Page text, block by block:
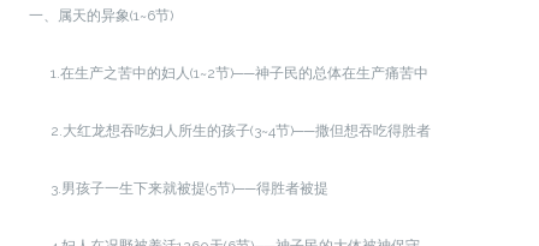
一、属天的异象(1~6节)
1.在生产之苦中的妇人(1~2节)──神子民的总体在生产痛苦中
2.大红龙想吞吃妇人所生的孩子(3~4节)──撒但想吞吃得胜者
3.男孩子一生下来就被提(5节)──得胜者被提